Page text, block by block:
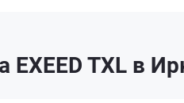
TXL в